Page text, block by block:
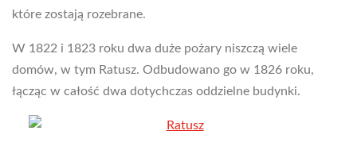
które zostają rozebrane.
W 1822 i 1823 roku dwa duże pożary niszczą wiele
domów, w tym Ratusz. Odbudowano go w 1826 roku,
łącząc w całość dwa dotychczas oddzielne budynki.